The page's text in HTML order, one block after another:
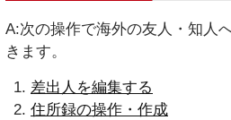
A:次の操作で海外の友人・知人
きます。
差出人を編集する
住所録の操作・作成